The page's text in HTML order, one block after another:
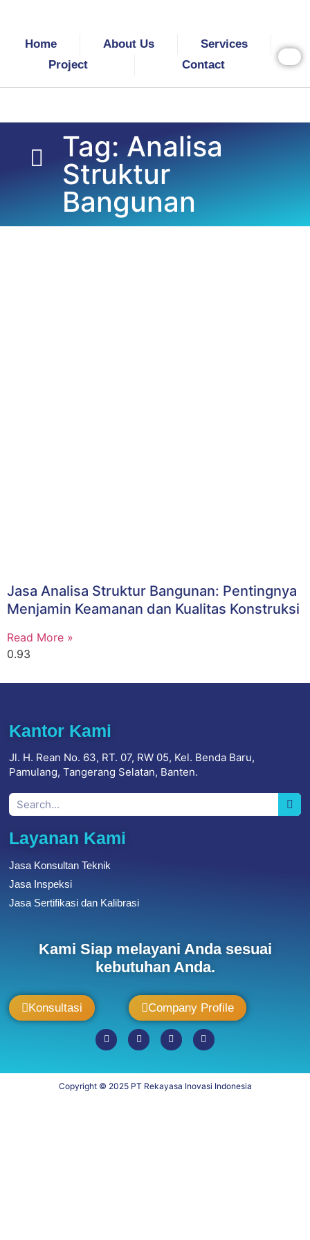
Home About Us
Services
Project
Contact
Tag: Analisa
Struktur
Bangunan
Jasa Analisa Struktur Bangunan: Pentingnya
Menjamin Keamanan dan Kualitas Konstruksi
Read More »
Kantor Kami
Jl. H. Rean No. 63, RT. 07, RW 05, Kel. Benda Baru,
Pamulang, Tangerang Selatan, Banten.
Layanan Kami
Jasa Konsultan Teknik
Jasa Inspeksi
Jasa Sertifikasi dan Kalibrasi
Kami Siap melayani Anda sesuai
kebutuhan Anda.
Konsultasi Company Profile
Copyright © 2025 PT Rekayasa Inovasi Indonesia